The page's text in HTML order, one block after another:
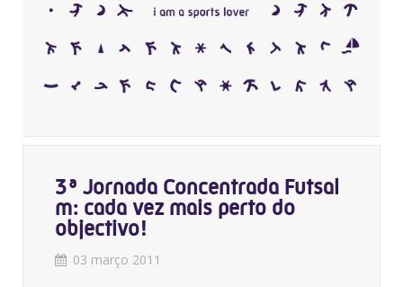
3ª Jornada Concentrada Futsal
m: cada vez mais perto do
objectivo!
03 março 2011